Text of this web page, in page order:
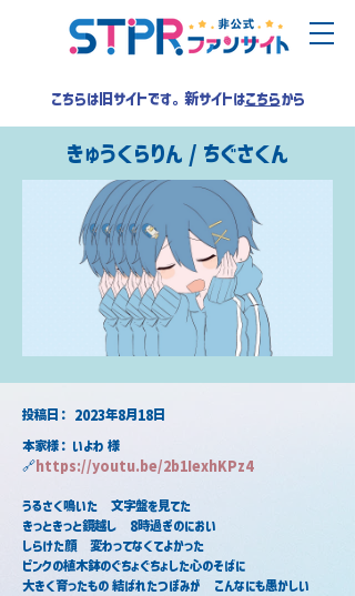
こちらは旧サイトです。新サイトはこちらから
きゅうくらりん / ちぐさくん
2023年8月18日
​投稿日：
本家様： いよわ 様
🔗https://youtu.be/2b1IexhKPz4
うるさく鳴いた　文字盤を見てた
きっときっと鏡越し　8時過ぎのにおい
しらけた顔　変わってなくてよかった
ピンクの植木鉢のぐちょぐちょした心のそばに
大きく育ったもの 結ばれたつぼみが　こんなにも愚かしい